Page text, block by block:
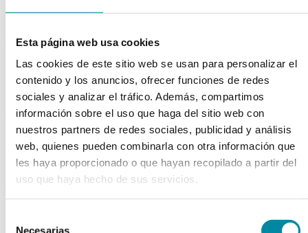
Esta página web usa cookies
Las cookies de este sitio web se usan para personalizar el
contenido y los anuncios, ofrecer funciones de redes
sociales y analizar el tráfico. Además, compartimos
información sobre el uso que haga del sitio web con
nuestros partners de redes sociales, publicidad y análisis
web, quienes pueden combinarla con otra información que
les haya proporcionado o que hayan recopilado a partir del
uso que haya hecho de sus servicios.
Necesarias
Filtros solares
bases y jarabes
Jarabes
Bases
Emulsionantes
aceites y ceras
Aceites
Otras grasas
Ceras
extractos y perfumes